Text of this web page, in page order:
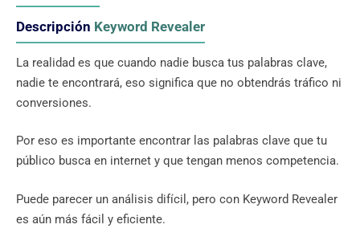
Descripción Keyword Revealer
La realidad es que cuando nadie busca tus palabras clave,
nadie te encontrará, eso significa que no obtendrás tráfico ni
conversiones.
Por eso es importante encontrar las palabras clave que tu
público busca en internet y que tengan menos competencia.
Puede parecer un análisis difícil, pero con Keyword Revealer
es aún más fácil y eficiente.